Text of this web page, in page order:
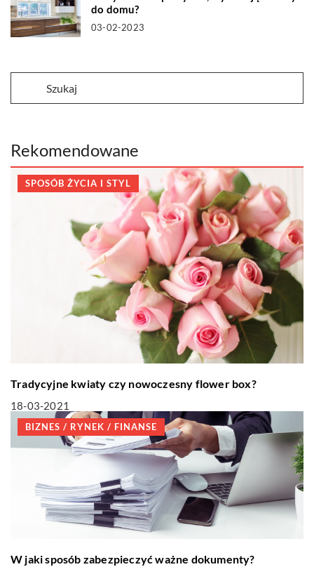
do domu?
03-02-2023
Rekomendowane
SPOSÓB ŻYCIA I STYL
Tradycyjne kwiaty czy nowoczesny flower box?
18-03-2021
BIZNES / RYNEK / FINANSE
W jaki sposób zabezpieczyć ważne dokumenty?